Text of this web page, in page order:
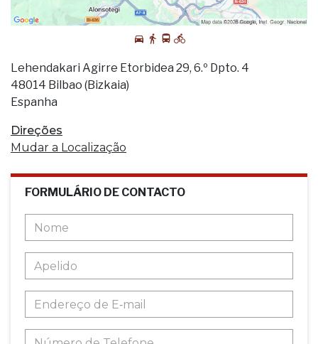
Lehendakari Agirre Etorbidea 29, 6.º Dpto. 4
48014 Bilbao (Bizkaia)
Espanha
Direções
Mudar a Localização
FORMULÁRIO DE CONTACTO